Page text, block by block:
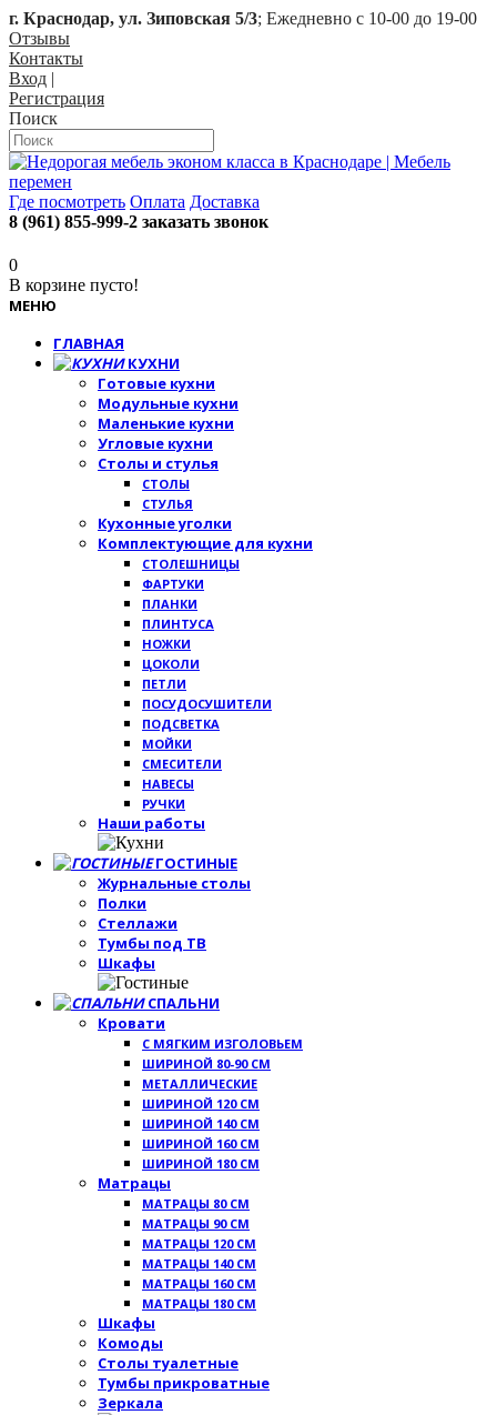
г. Краснодар, ул. Зиповская 5/3; Ежедневно с 10-00 до 19-00
Отзывы
Контакты
Вход |
Регистрация
Поиск
Где посмотреть Оплата Доставка
8 (961) 855-999-2 заказать звонок
0
В корзине пусто!
МЕНЮ
ГЛАВНАЯ
КУХНИ
Готовые кухни
Модульные кухни
Маленькие кухни
Угловые кухни
Столы и стулья
СТОЛЫ
СТУЛЬЯ
Кухонные уголки
Комплектующие для кухни
СТОЛЕШНИЦЫ
ФАРТУКИ
ПЛАНКИ
ПЛИНТУСА
НОЖКИ
ЦОКОЛИ
ПЕТЛИ
ПОСУДОСУШИТЕЛИ
ПОДСВЕТКА
МОЙКИ
СМЕСИТЕЛИ
НАВЕСЫ
РУЧКИ
Наши работы
ГОСТИНЫЕ
Журнальные столы
Полки
Стеллажи
Тумбы под ТВ
Шкафы
СПАЛЬНИ
Кровати
С МЯГКИМ ИЗГОЛОВЬЕМ
ШИРИНОЙ 80-90 СМ
МЕТАЛЛИЧЕСКИЕ
ШИРИНОЙ 120 СМ
ШИРИНОЙ 140 СМ
ШИРИНОЙ 160 СМ
ШИРИНОЙ 180 СМ
Матрацы
МАТРАЦЫ 80 СМ
МАТРАЦЫ 90 СМ
МАТРАЦЫ 120 СМ
МАТРАЦЫ 140 СМ
МАТРАЦЫ 160 СМ
МАТРАЦЫ 180 СМ
Шкафы
Комоды
Столы туалетные
Тумбы прикроватные
Зеркала